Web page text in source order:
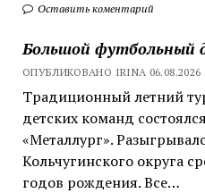
Оставить коментарий
Большой футбольный
ОПУБЛИКОВАНО IRINA 06.08.2026
Традиционный летний
детских команд
«Металлург».
Кольчугинского округа
годов рождения. Все…